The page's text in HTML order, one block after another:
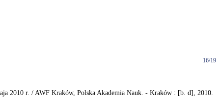
16/19
2010 r. / AWF Kraków, Polska Akademia Nauk. - Kraków : [b. d], 2010.